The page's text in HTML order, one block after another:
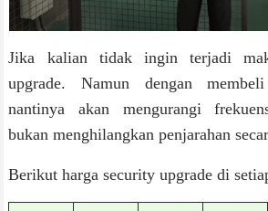
Jika kalian tidak ingin terjadi
upgrade. Namun dengan
nantinya akan mengurangi
bukan menghilangkan penjarahan
Berikut harga security upgrade di